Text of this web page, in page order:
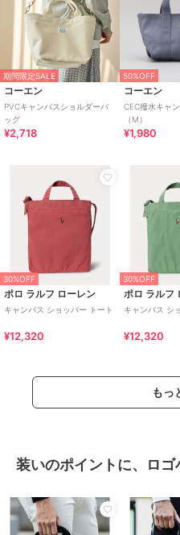
期間限定SALE
コーエン
PVCキャンバスショルダーバ
ッグ
¥2,718
50%OFF
コーエン
CEC撥水キャ
（M）
¥1,980
30%OFF
ポロ ラルフ ローレン
キャンバス ショッパー トート
¥12,320
30%OFF
ポロ ラルフ
キャンバス シ
¥12,320
もっ
装いのポイントに、ロゴ